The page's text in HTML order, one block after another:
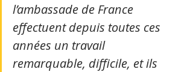
l’ambassade de France
effectuent depuis toutes ces
années un travail
remarquable, difficile, et ils